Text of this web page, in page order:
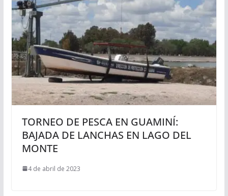
TORNEO DE PESCA EN GUAMINÍ:
BAJADA DE LANCHAS EN LAGO DEL
MONTE
4 de abril de 2023